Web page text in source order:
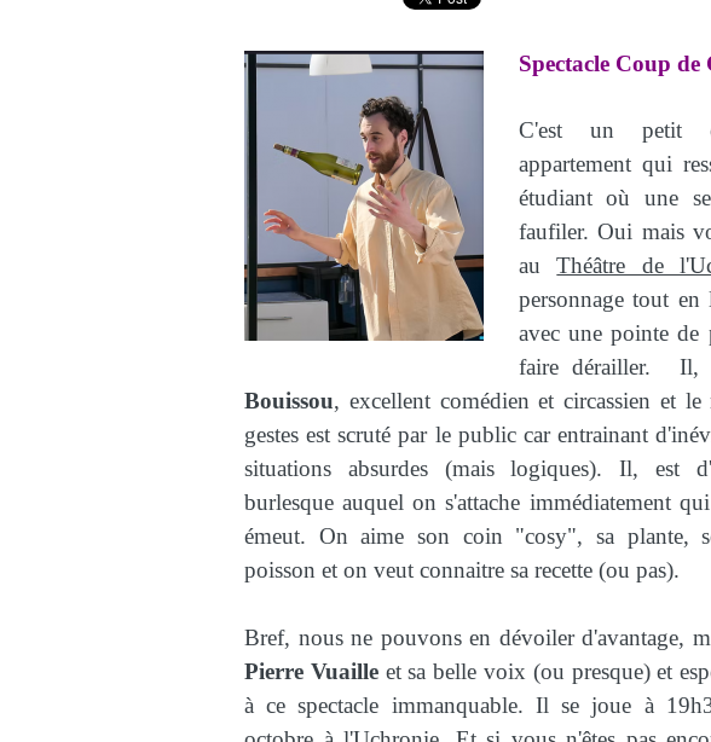
Spectacle Coup
C'est un petit
appartement qui
étudiant où une
faufiler. Oui mais
auThéâtre de
personnage tout
avec une pointe
faire dérailler. Il,
Bouissou, excellent comédien et circassien et
gestes est scruté par le public car entrainant
situations absurdes (mais logiques). Il, est
burlesque auquel on s'attache immédiatement
émeut. On aime son coin "cosy", sa plante,
poisson et on veut connaitre sa recette (ou pas).
Bref, nous ne pouvons en dévoiler d'avantage,
Pierre Vuailleet sa belle voix (ou presque) et
à ce spectacle immanquable. Il se joue à